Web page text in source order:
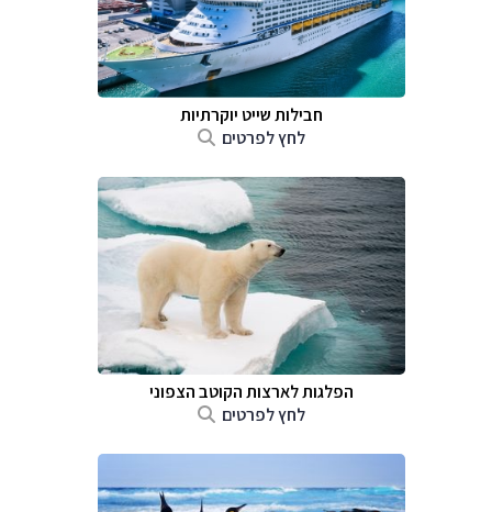
חבילות שייט יוקרתיות
לחץ לפרטים
הפלגות לארצות הקוטב הצפוני
לחץ לפרטים